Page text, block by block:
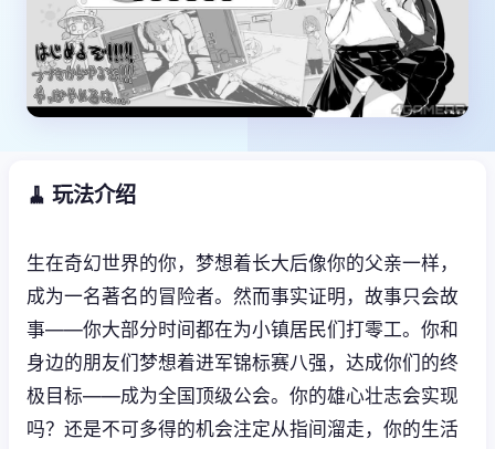
🧹 玩法介绍
生在奇幻世界的你，梦想着长大后像你的父亲一样，
成为一名著名的冒险者。然而事实证明，故事只会故
事——你大部分时间都在为小镇居民们打零工。你和
身边的朋友们梦想着进军锦标赛八强，达成你们的终
极目标——成为全国顶级公会。你的雄心壮志会实现
吗？还是不可多得的机会注定从指间溜走，你的生活